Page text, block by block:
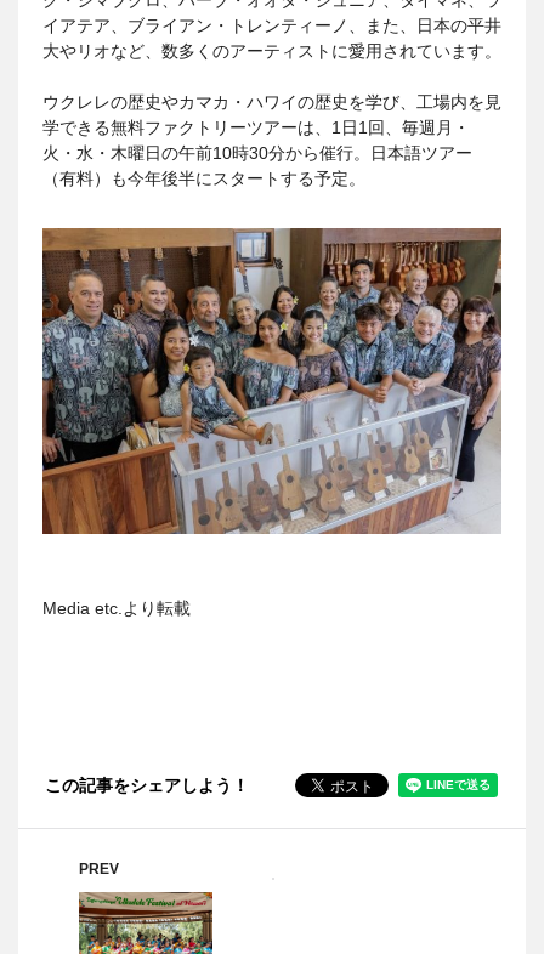
イアテア、ブライアン・トレンティーノ、また、日本の平井
大やリオなど、数多くのアーティストに愛用されています。
ウクレレの歴史やカマカ・ハワイの歴史を学び、工場内を見
学できる無料ファクトリーツアーは、1日1回、毎週月・
火・水・木曜日の午前10時30分から催行。日本語ツアー
（有料）も今年後半にスタートする予定。
Media etc.より転載
この記事をシェアしよう！
PREV